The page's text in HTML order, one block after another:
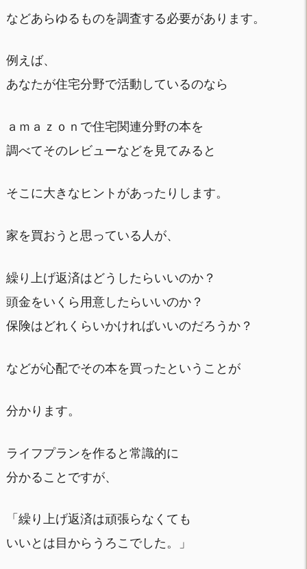
などあらゆるものを調査する必要があります。
例えば、
あなたが住宅分野で活動しているのなら
ａｍａｚｏｎで住宅関連分野の本を
調べてそのレビューなどを見てみると
そこに大きなヒントがあったりします。
家を買おうと思っている人が、
繰り上げ返済はどうしたらいいのか？
頭金をいくら用意したらいいのか？
保険はどれくらいかければいいのだろうか？
などが心配でその本を買ったということが
分かります。
ライフプランを作ると常識的に
分かることですが、
「繰り上げ返済は頑張らなくても
いいとは目からうろこでした。」